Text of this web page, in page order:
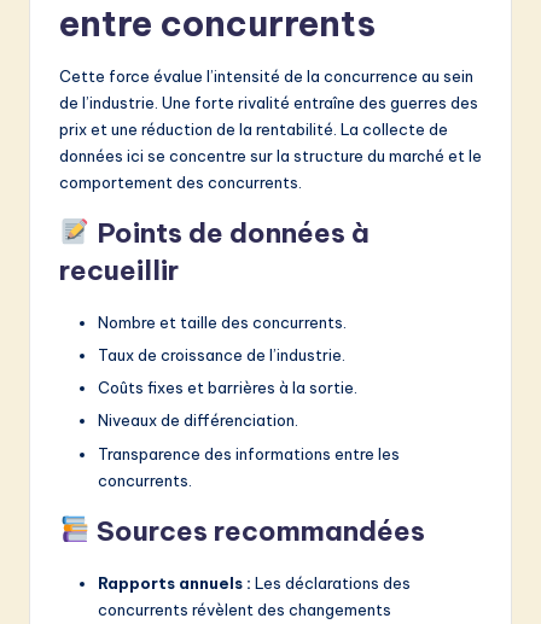
entre concurrents
Cette force évalue l’intensité de la concurrence au sein
de l’industrie. Une forte rivalité entraîne des guerres des
prix et une réduction de la rentabilité. La collecte de
données ici se concentre sur la structure du marché et le
comportement des concurrents.
Points de données à
recueillir
Nombre et taille des concurrents.
Taux de croissance de l’industrie.
Coûts fixes et barrières à la sortie.
Niveaux de différenciation.
Transparence des informations entre les
concurrents.
Sources recommandées
Rapports annuels : Les déclarations des
concurrents révèlent des changements